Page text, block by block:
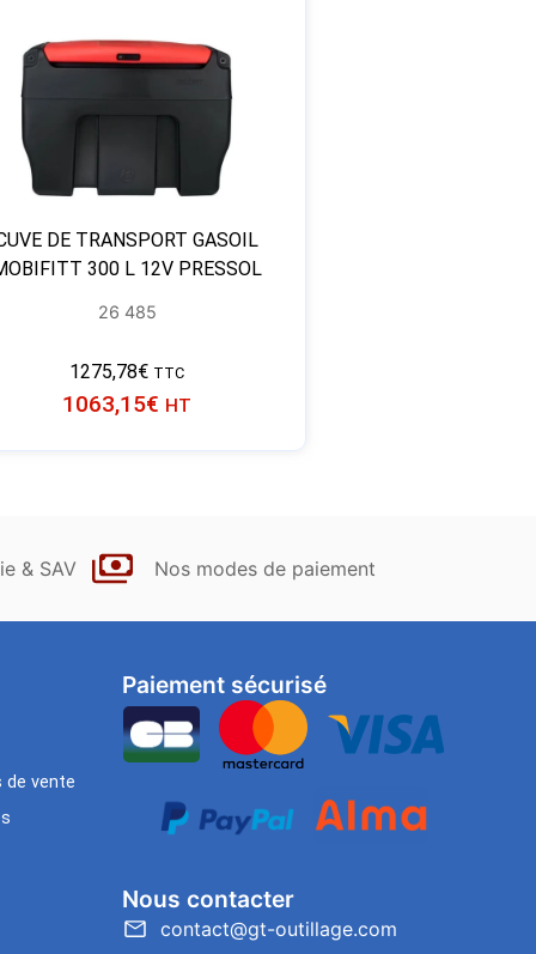
DE TRANSPORT GASOIL
300 L 12V PRESSOL
26 485
1275,78€ TTC
1063,15€ HT
& SAV Nos modes de paiement
de vente
Paiement sécurisé
Nous contacter
contact@gt-outillage.com